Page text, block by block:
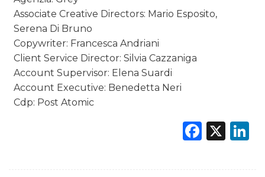
Associate Creative Directors: Mario Esposito,
Serena Di Bruno
Copywriter: Francesca Andriani
Client Service Director: Silvia Cazzaniga
Account Supervisor: Elena Suardi
Account Executive: Benedetta Neri
Cdp: Post Atomic
X